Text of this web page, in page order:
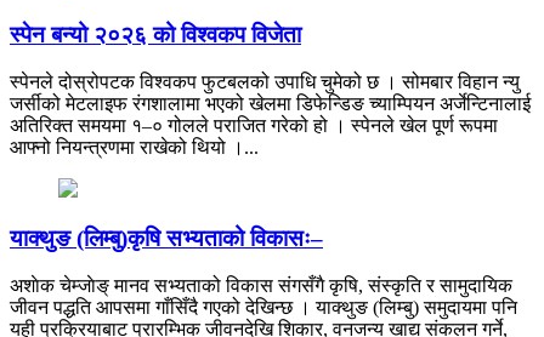
स्पेन बन्यो २०२६ को विश्वकप विजेता
स्पेनले दोस्रोपटक विश्वकप फुटबलको उपाधि चुमेको छ । सोमबार विहान न्यु
जर्सीको मेटलाइफ रंगशालामा भएको खेलमा डिफेन्डिङ च्याम्पियन अर्जेन्टिनालाई
अतिरिक्त समयमा १–० गोलले पराजित गरेको हो । स्पेनले खेल पूर्ण रूपमा
आफ्नो नियन्त्रणमा राखेको थियो ।...
याक्थुङ (लिम्बु)कृषि सभ्यताको विकासः–
अशाेक चेम्जाेङ् मानव सभ्यताको विकास संगसँगै कृषि, संस्कृति र सामुदायिक
जीवन पद्धति आपसमा गाँसिँदै गएको देखिन्छ । याक्थुङ (लिम्बु) समुदायमा पनि
यही प्रक्रियाबाट प्रारम्भिक जीवनदेखि शिकार, वनजन्य खाद्य संकलन गर्ने,